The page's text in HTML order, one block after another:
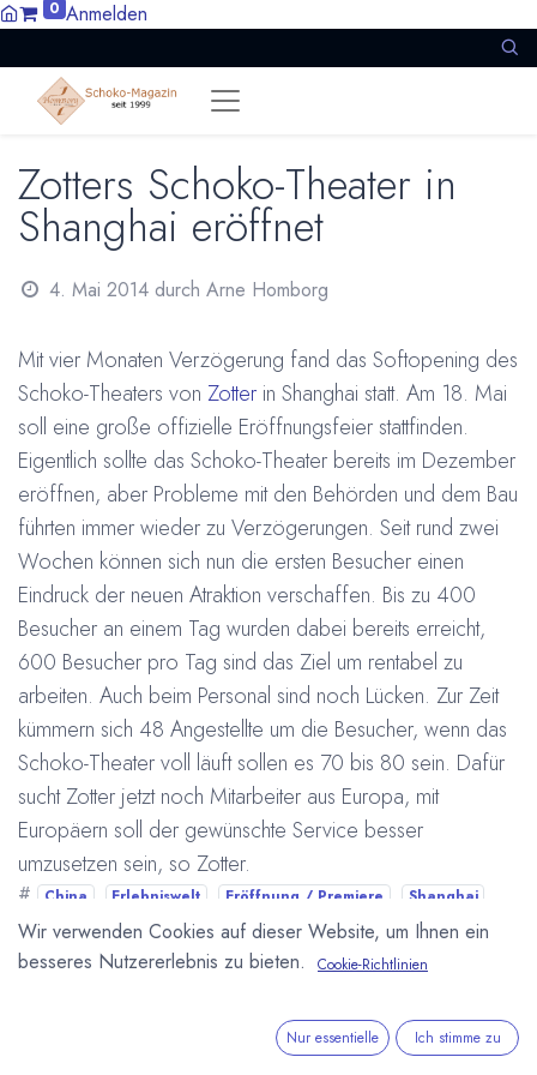
0 Anmelden
Zotters Schoko-Theater in
Shanghai eröffnet
4. Mai 2014 durch Arne Homborg
Mit vier Monaten Verzögerung fand das Softopening des
Schoko-Theaters von Zotter in Shanghai statt. Am 18. Mai
soll eine große offizielle Eröffnungsfeier stattfinden.
Eigentlich sollte das Schoko-Theater bereits im Dezember
eröffnen, aber Probleme mit den Behörden und dem Bau
führten immer wieder zu Verzögerungen. Seit rund zwei
Wochen können sich nun die ersten Besucher einen
Eindruck der neuen Atraktion verschaffen. Bis zu 400
Besucher an einem Tag wurden dabei bereits erreicht,
600 Besucher pro Tag sind das Ziel um rentabel zu
arbeiten. Auch beim Personal sind noch Lücken. Zur Zeit
kümmern sich 48 Angestellte um die Besucher, wenn das
Schoko-Theater voll läuft sollen es 70 bis 80 sein. Dafür
sucht Zotter jetzt noch Mitarbeiter aus Europa, mit
Europäern soll der gewünschte Service besser
umzusetzen sein, so Zotter.
# China Erlebniswelt Eröffnung / Premiere
Shanghai
Zotter
Arne Homborg 4. Mai 2014
Wir verwenden Cookies auf dieser Website, um Ihnen ein
besseres Nutzererlebnis zu bieten.
Cookie-Richtlinien
Nur essentielle Ich stimme zu